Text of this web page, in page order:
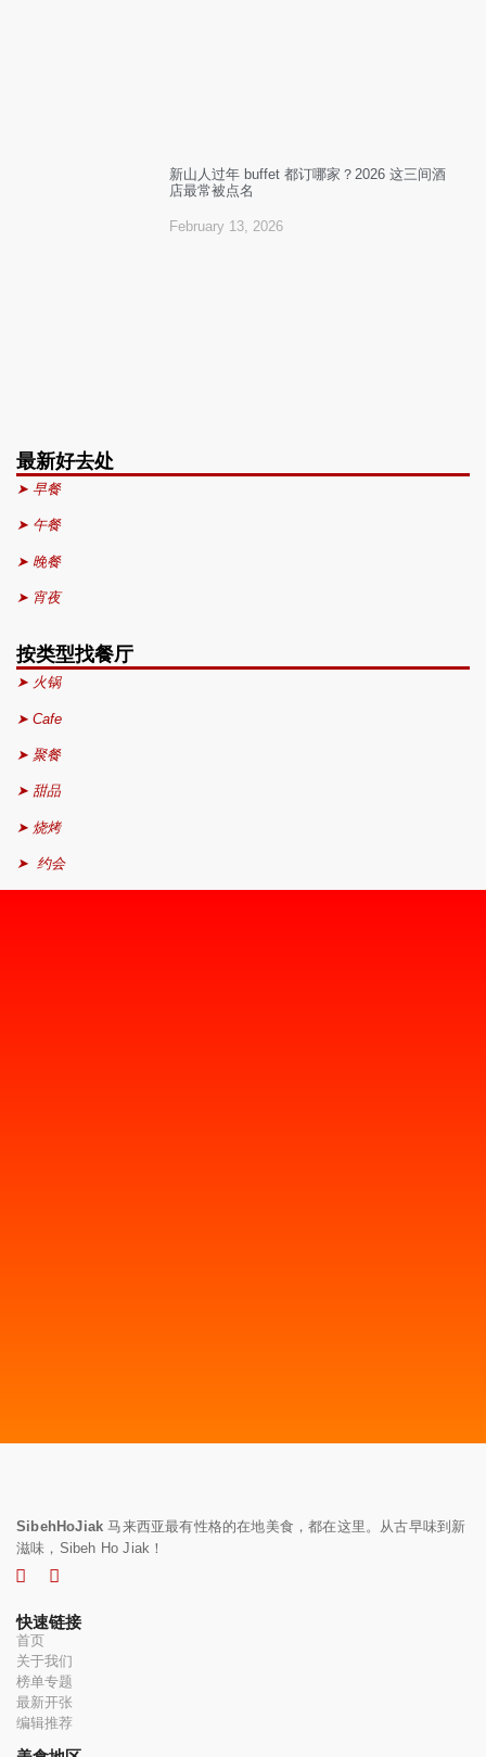
新山人过年 buffet 都订哪家？2026 这三间酒
店最常被点名
February 13, 2026
最新好去处
➤ 早餐
➤ 午餐
➤ 晚餐
➤ 宵夜
按类型找餐厅
➤ 火锅
➤ Cafe
➤ 聚餐
➤ 甜品
➤ 烧烤
➤ 约会
SibehHoJiak 马来西亚最有性格的在地美食，都在这里。从古早味到新
滋味，Sibeh Ho Jiak！
快速链接
首页
关于我们
榜单专题
最新开张
编辑推荐